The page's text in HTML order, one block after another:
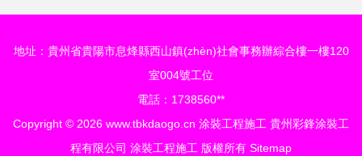
地址：貴州省貴陽市息烽縣西山鎮(zhèn)社會事務辦綜合樓一樓120
室004號工位
電話：1738560**
Copyright © 2026 www.tbkdaogo.cn 涂裝工程施工 貴州彩鋒涂裝工
程有限公司 涂裝工程施工 版權所有 Sitemap